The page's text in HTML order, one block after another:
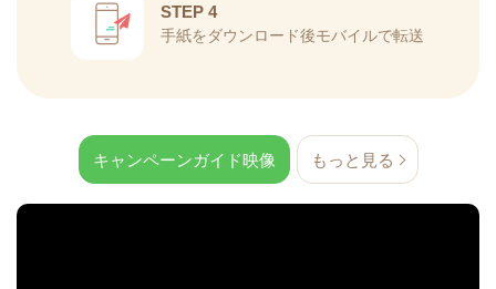
STEP 4
手紙をダウンロード後モバイルで転送
キャンペーンガイド映像 もっと見る